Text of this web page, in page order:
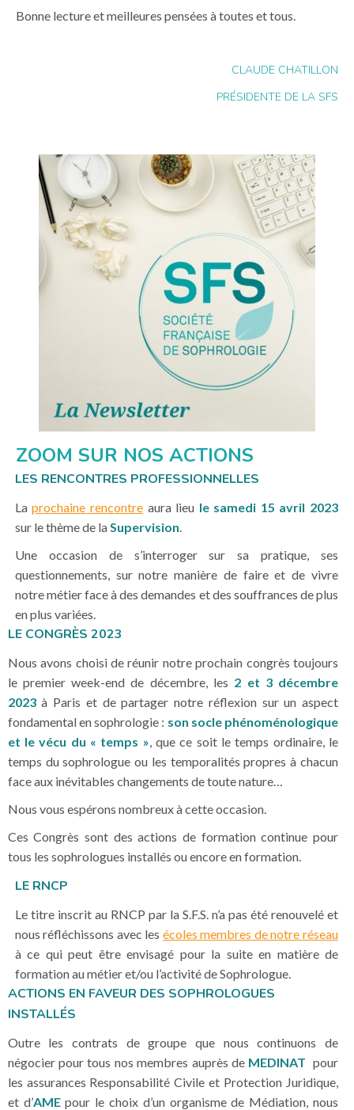
Bonne lecture et meilleures pensées à toutes et tous.
CLAUDE CHATILLON
PRÉSIDENTE DE LA SFS
ZOOM SUR NOS ACTIONS
LES RENCONTRES PROFESSIONNELLES
Laprochaine rencontre aura lieu le samedi 15 avril 2023
sur le thème de la Supervision
Une occasion de s’interroger sur sa pratique, ses
questionnements, sur notre manière de faire et de vivre
notre métier face à des demandes et des souffrances de plus
en plus variées.
LE CONGRÈS 2023
Nous avons choisi de réunir notre prochain congrès toujours
le premier week-end de décembre, les 2 et 3 décembre
2023à Paris et de partager notre réflexion sur un aspect
fondamental en sophrologie : son socle phénoménologique
et le vécu du « temps » , que ce soit le temps ordinaire, le
temps du sophrologue ou les temporalités propres à chacun
face aux inévitables changements de toute nature…
Nous vous espérons nombreux à cette occasion.
Ces Congrès sont des actions de formation continue pour
tous les sophrologues installés ou encore en formation.
LE RNCP
Le titre inscrit au RNCP par la S.F.S. n’a pas été renouvelé et
nous réfléchissons avec les écoles membres de notre réseau
à ce qui peut être envisagé pour la suite en matière de
formation au métier et/ou l’activité de Sophrologue.
ACTIONS EN FAVEUR DES SOPHROLOGUES
INSTALLÉS
Outre les contrats de groupe que nous continuons de
négocier pour tous nos membres auprès de MEDINAT pour
les assurances Responsabilité Civile et Protection Juridique,
et d’AMEpour le choix d’un organisme de Médiation, nous